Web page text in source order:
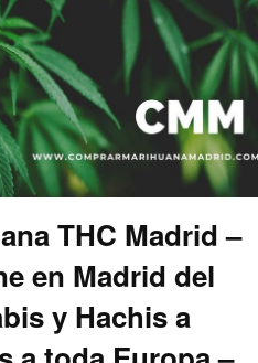
THC Madrid –
en Madrid del
y Hachis a